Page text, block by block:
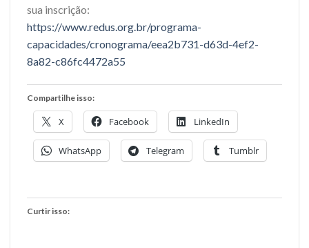
sua inscrição:
https://www.redus.org.br/programa-
capacidades/cronograma/eea2b731-d63d-4ef2-
8a82-c86fc4472a55
Compartilhe isso:
X Facebook LinkedIn
WhatsApp Telegram Tumblr
Curtir isso: